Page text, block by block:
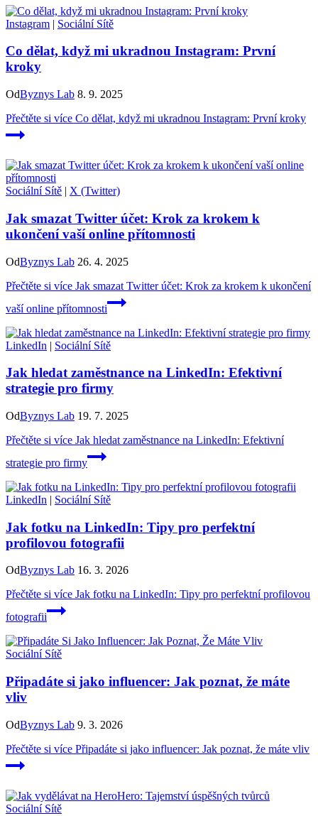
Instagram | Sociální Sítě
Co dělat, když mi ukradnou Instagram: První
kroky
OdByznys Lab 8. 9. 2025
Přečtěte si více Co dělat, když mi ukradnou Instagram: První kroky
Sociální Sítě | X (Twitter)
Jak smazat Twitter účet: Krok za krokem k
ukončení vaší online přítomnosti
OdByznys Lab 26. 4. 2025
Přečtěte si více Jak smazat Twitter účet: Krok za krokem k ukončení
vaší online přítomnosti
LinkedIn | Sociální Sítě
Jak hledat zaměstnance na LinkedIn: Efektivní
strategie pro firmy
OdByznys Lab 19. 7. 2025
Přečtěte si více Jak hledat zaměstnance na LinkedIn: Efektivní
strategie pro firmy
LinkedIn | Sociální Sítě
Jak fotku na LinkedIn: Tipy pro perfektní
profilovou fotografii
OdByznys Lab 16. 3. 2026
Přečtěte si více Jak fotku na LinkedIn: Tipy pro perfektní profilovou
fotografii
Sociální Sítě
Připadáte si jako influencer: Jak poznat, že máte
vliv
OdByznys Lab 9. 3. 2026
Přečtěte si více Připadáte si jako influencer: Jak poznat, že máte vliv
Sociální Sítě